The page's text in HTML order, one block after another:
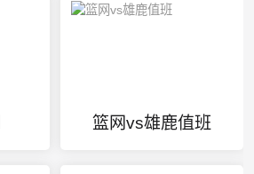
篮网vs雄鹿值班